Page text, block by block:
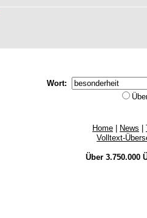
Wort:
Home News
Volltext-
Über 3.750.000